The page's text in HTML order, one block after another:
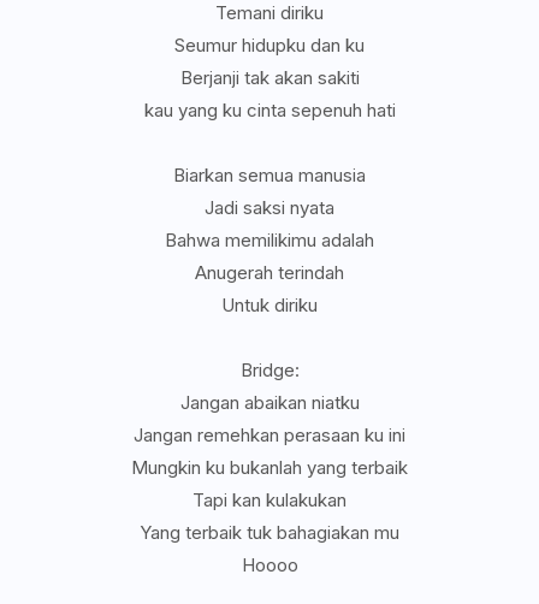
Temani diriku
Seumur hidupku dan ku
Berjanji tak akan sakiti
kau yang ku cinta sepenuh hati
Biarkan semua manusia
Jadi saksi nyata
Bahwa memilikimu adalah
Anugerah terindah
Untuk diriku
Bridge:
Jangan abaikan niatku
Jangan remehkan perasaan ku ini
Mungkin ku bukanlah yang terbaik
Tapi kan kulakukan
Yang terbaik tuk bahagiakan mu
Hoooo